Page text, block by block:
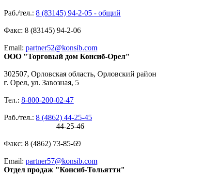
Раб./тел.: 8 (83145) 94-2-05 - общий
Факс: 8 (83145) 94-2-06
Email: partner52@konsib.com
ООО "Торговый дом Консиб-Орел"
302507, Орловская область, Орловский район
г. Орел, ул. Завозная, 5
Тел.: 8-800-200-02-47
Раб./тел.: 8 (4862) 44-25-45
44-25-46
Факс: 8 (4862) 73-85-69
Email: partner57@konsib.com
Отдел продаж "Консиб-Тольятти"